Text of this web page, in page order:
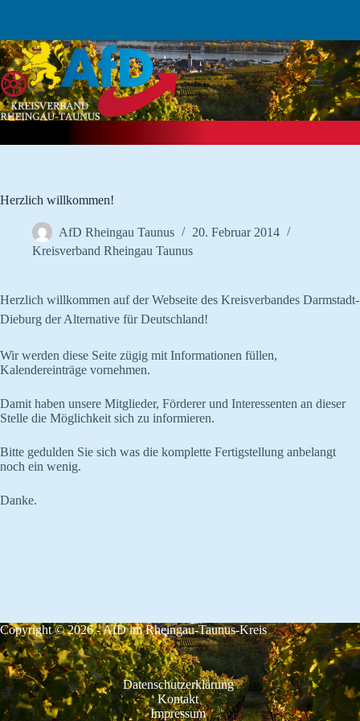
Herzlich willkommen!
AfD Rheingau Taunus
20. Februar 2014
Kreisverband Rheingau Taunus
Herzlich willkommen auf der Webseite des Kreisverbandes Darmstadt-
Dieburg der Alternative für Deutschland!
Wir werden diese Seite zügig mit Informationen füllen,
Kalendereinträge vornehmen.
Damit haben unsere Mitglieder, Förderer und Interessenten an dieser
Stelle die Möglichkeit sich zu informieren.
Bitte gedulden Sie sich was die komplette Fertigstellung anbelangt
noch ein wenig.
Danke.
Copyright © 2026 - AfD im Rheingau-Taunus-Kreis
Datenschutzerklärung
Kontakt
Impressum